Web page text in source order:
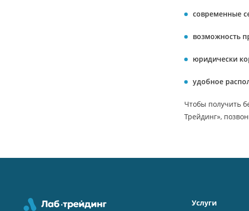
современные
возможность
юридически
удобное
Чтобы получить
Трейдинг»,
Услуги